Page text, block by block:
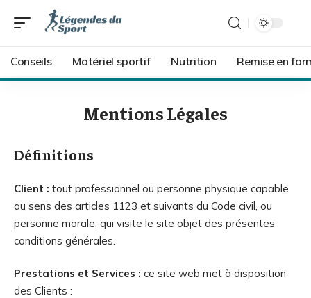
Conseils Matériel sportif Nutrition Remise en
Mentions Légales
Définitions
Client : tout professionnel ou personne physique capable
au sens des articles 1123 et suivants du Code civil, ou
personne morale, qui visite le site objet des présentes
conditions générales.
Prestations et Services : ce site web met à disposition
des Clients :